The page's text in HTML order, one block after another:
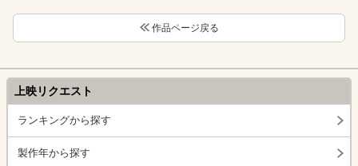
作品ページ戻る
上映リクエスト
ランキングから探す
製作年から探す